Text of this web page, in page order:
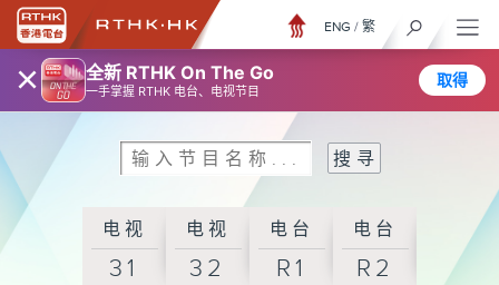
× 全新 RTHK On The Go
一手掌握 RTHK 电台、电视节目
取得
ENG / 繁
电视
31
电视
32
电台
R1
电台
R2